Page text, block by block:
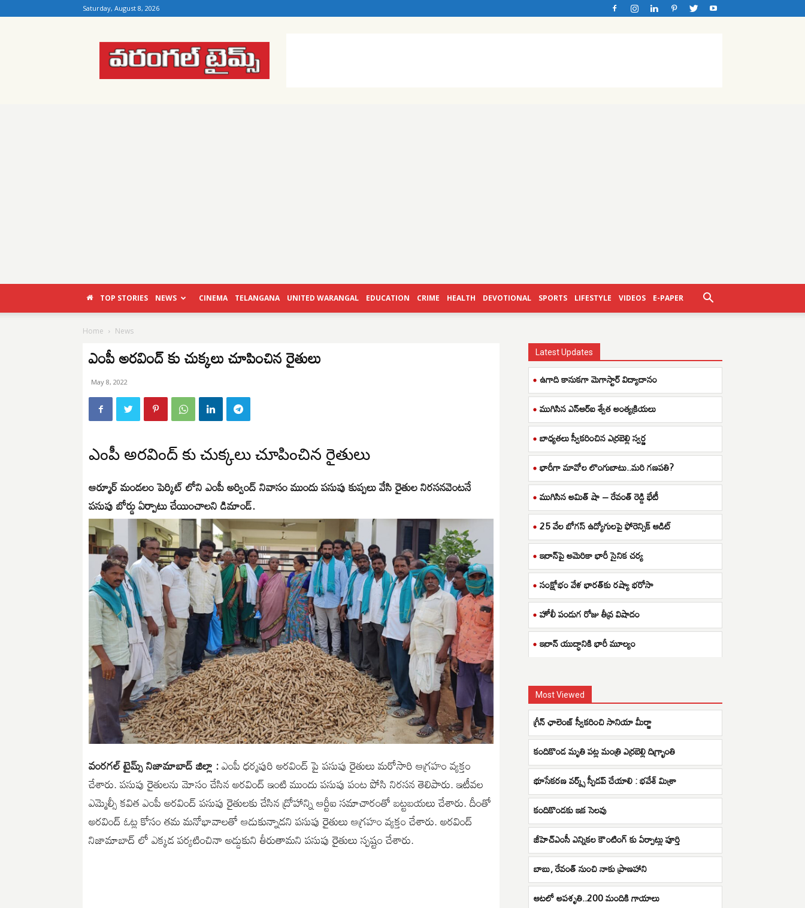
Saturday, August 8, 2026
Warangal
Times
TOP STORIES NEWS CINEMA TELANGANA UNITED WARANGAL EDUCATION CRIME HEALTH DEVOTIONAL SPORTS LIFESTYLE VIDEOS E-PAPER
Home News
ఎంపీ అరవింద్ కు చుక్కలు చూపించిన రైతులు
May 8, 2022
ఎంపీ అరవింద్ కు చుక్కలు చూపించిన రైతులు
ఆర్మూర్ మండలం పెర్కిట్ లోని ఎంపీ అర్వింద్ నివాసం ముందు పసుపు కుప్పలు వేసి రైతుల నిరసనవెంటనే
పసుపు బోర్డు ఏర్పాటు చేయించాలని డిమాండ్.
వంరగల్ టైమ్స్ నిజామాబాద్ జిల్లా :ఎంపీ ధర్మపురి అరవింద్ పై పసుపు రైతులు ‌మరోసారి ఆగ్రహం వ్యక్తం
చేశారు. పసుపు రైతులను మోసం చేసిన అరవింద్ ఇంటి ముందు పసుపు పంట పోసి నిరసన తెలిపారు. ఇటీవల
ఎమ్మెల్సీ కవిత ఎంపీ అరవింద్ పసుపు రైతులకు చేసిన ద్రోహాన్ని ఆర్టీఐ సమాచారంతో బట్టబయలు చేశారు. దీంతో
అరవింద్ ఓట్ల కోసం తమ మనోభావాలతో ఆడుకున్నాడని పసుపు రైతులు ఆగ్రహం వ్యక్తం చేశారు. అరవింద్
నిజామాబాద్ లో ఎక్కడ పర్యటించినా అడ్డుకుని తీరుతామని పసుపు రైతులు స్పష్టం చేశారు. ‌
Latest Updates
ఉగాది కానుకగా మెగాస్టార్ విద్యాదానం
ముగిసిన ఎన్ఆర్ఐ శ్వేత అంత్యక్రియలు
బాధ్యతలు స్వీకరించిన ఎర్రబెల్లి స్వర్ణ
భారీగా మావోల లొంగుబాటు..మరి గణపతి?
ముగిసిన అమిత్ షా – రేవంత్ రెడ్డి భేటీ
25 వేల బోగస్ ఉద్యోగులపై ఫోరెన్సిక్ ఆడిట్
ఇరాన్‌పై అమెరికా భారీ సైనిక చర్య
సంక్షోభం వేళ భారత్‌కు రష్యా భరోసా
హోలీ పండుగ రోజు తీవ్ర విషాదం
ఇరాన్ యుద్ధానికి భారీ మూల్యం
Most Viewed
గ్రీన్ ఛాలెంజ్ స్వీకరించి సానియా మీర్జా
కందికొండ మృతి పట్ల మంత్రి ఎర్రబెల్లి దిగ్భ్రాంతి
భూసేకరణ వర్క్స్ స్పీడప్ చేయాలి : భవేశ్ మిశ్రా
కందికొండకు ఇక సెలవు
జీహెచ్ఎంసీ ఎన్నికల కౌంటింగ్ కు ఏర్పాట్లు పూర్తి
బాబు, రేవంత్ నుంచి నాకు ప్రాణహాని
ఆటలో అపశృతి..200 మందికి గాయాలు